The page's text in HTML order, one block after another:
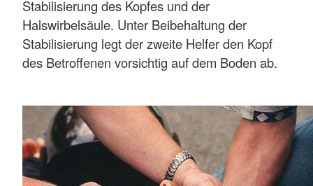
Stabilisierung des Kopfes und der
Halswirbelsäule. Unter Beibehaltung der
Stabilisierung legt der zweite Helfer den Kopf
des Betroffenen vorsichtig auf dem Boden ab.